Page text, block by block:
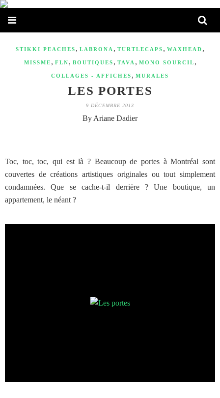
STIKKI PEACHES , LABRONA , TURTLECAPS , WAXHEAD ,
MISSME , FLN , BOUTIQUES , TAVA , MONO SOURCIL ,
COLLAGES - AFFICHES , MURALES
LES PORTES
9 DÉCEMBRE 2013
By Ariane Dadier
Toc, toc, toc, qui est là ? Beaucoup de portes à Montréal sont
couvertes de créations artistiques originales ou tout simplement
condamnées. Que se cache-t-il derrière ? Une boutique, un
appartement, le néant ?